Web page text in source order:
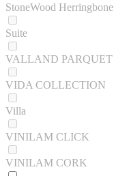
StoneWood Herringbone
Suite
VALLAND PARQUET
VIDA COLLECTION
Villa
VINILAM CLICK
VINILAM CORK